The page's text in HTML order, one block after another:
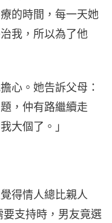
的時間，每一天她
我，所以為了他
心。她告訴父母：
，仲有路繼續走
大個了。」
得情人總比親人
支持時，男友竟選